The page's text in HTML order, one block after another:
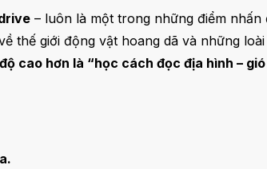
– luôn là một trong những điểm
thế giới động vật hoang dã và những
cao hơn là “học cách đọc địa hình –